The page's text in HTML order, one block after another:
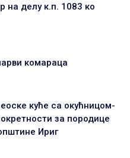
на делу к.п. 1083 ко
комараца
куће са окућницом-
за породице
Ириг